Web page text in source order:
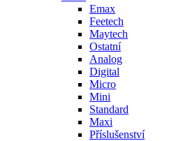
Emax
Feetech
Maytech
Ostatní
Analog
Digital
Micro
Mini
Standard
Maxi
Příslušenství